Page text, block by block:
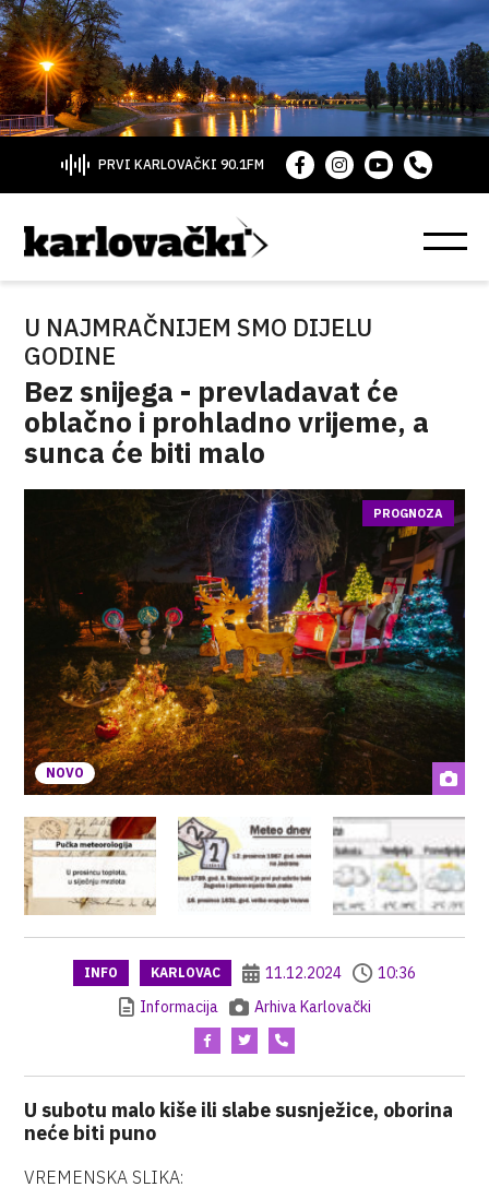
PRVI KARLOVAČKI 90.1FM
U NAJMRAČNIJEM SMO DIJELU
GODINE
Bez snijega - prevladavat će
oblačno i prohladno vrijeme, a
sunca će biti malo
NOVO
PROGNOZA
INFO KARLOVAC 11.12.2024
10:36
Informacija
Arhiva Karlovački
U subotu malo kiše ili slabe susnježice, oborina
neće biti puno
VREMENSKA SLIKA: